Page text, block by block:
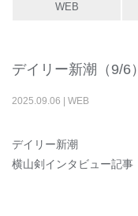
WEB
デイリー新潮（9/6）
2025.09.06 WEB
デイリー新潮
横山剣インタビュー記事